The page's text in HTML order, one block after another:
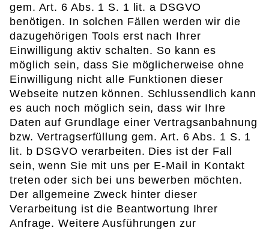
gem. Art. 6 Abs. 1 S. 1 lit. a DSGVO
benötigen. In solchen Fällen werden wir die
dazugehörigen Tools erst nach Ihrer
Einwilligung aktiv schalten. So kann es
möglich sein, dass Sie möglicherweise ohne
Einwilligung nicht alle Funktionen dieser
Webseite nutzen können. Schlussendlich kann
es auch noch möglich sein, dass wir Ihre
Daten auf Grundlage einer Vertragsanbahnung
bzw. Vertragserfüllung gem. Art. 6 Abs. 1 S. 1
lit. b DSGVO verarbeiten. Dies ist der Fall
sein, wenn Sie mit uns per E-Mail in Kontakt
treten oder sich bei uns bewerben möchten.
Der allgemeine Zweck hinter dieser
Verarbeitung ist die Beantwortung Ihrer
Anfrage. Weitere Ausführungen zur